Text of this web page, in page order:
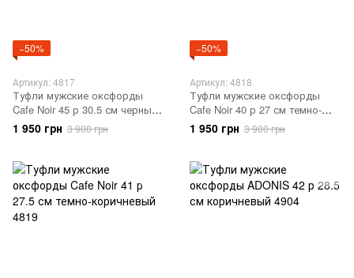
−50%
Артикул: 4817
Туфли мужские оксфорды
Cafe Noir 45 р 30.5 см черный
4817
1 950 грн 3 900 грн
−50%
Артикул: 4818
Туфли мужские оксфорды
Cafe Noir 40 р 27 см темно-
коричневый 4818
1 950 грн 3 900 грн